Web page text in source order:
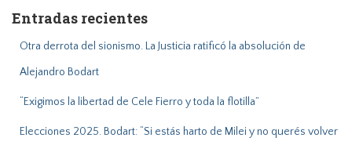
rEntradas recientes
Otra derrota del sionismo. La Justicia ratificó la absolución de
Alejandro Bodart
“Exigimos la libertad de Cele Fierro y toda la flotilla”
Elecciones 2025. Bodart: “Si estás harto de Milei y no querés volver